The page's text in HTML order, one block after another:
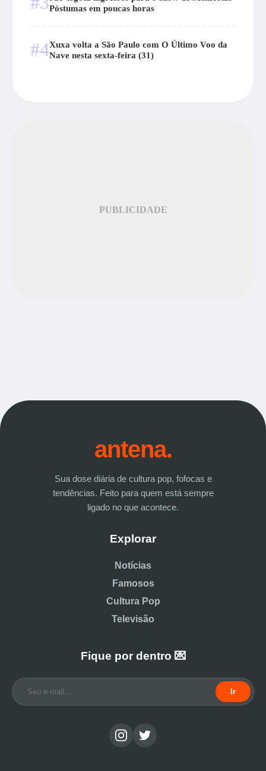
Póstumas em poucas horas
#4Xuxa volta a São Paulo com O Último Voo da
Nave nesta sexta-feira (31)
PUBLICIDADE
antena.
Sua dose diária de cultura pop, fofocas e
tendências. Feito para quem está sempre
ligado no que acontece.
Explorar
Notícias
Famosos
Cultura Pop
Televisão
Fique por dentro 💌
Ir